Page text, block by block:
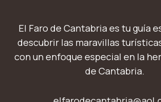
El Faro de Cantabria es tu guía
descubrir las maravillas
con un enfoque especial en la
de Cantabria.